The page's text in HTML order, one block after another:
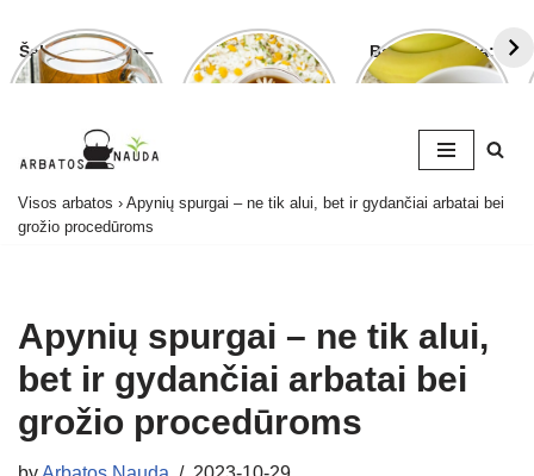
Šalavijo arbata –
ligoms gydyti ir
Ramunėlių
arbata pagelbės
Bananų arbata:
kuo ji naudinga
to
Visos arbatos › Apynių spurgai – ne tik alui, bet ir gydančiai arbatai bei
grožio procedūroms
Apynių spurgai – ne tik alui,
bet ir gydančiai arbatai bei
grožio procedūroms